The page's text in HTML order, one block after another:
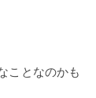
ことなのかも